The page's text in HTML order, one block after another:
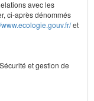
avec les
ci-après dénommés
et
et gestion de